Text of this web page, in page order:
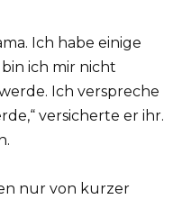
Ich habe einige
ich mir nicht
Ich verspreche
versicherte er ihr.
nur von kurzer